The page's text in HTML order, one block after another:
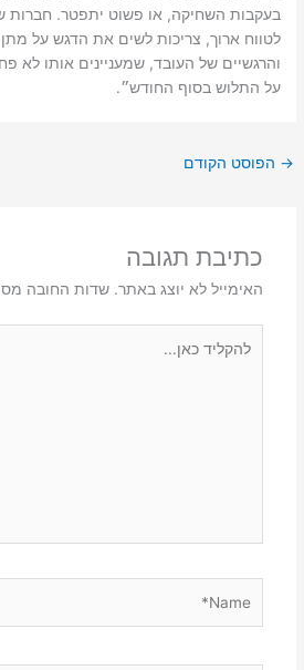
בעקבות השחיקה, או פשוט יתפטר. חברות
לטווח ארוך, צריכות לשים את הדגש על
והרגשיים של העובד, שמעניינים אותו
על התלוש בסוף החודש״.
→ הפוסט הקודם
כתיבת תגובה
האימייל לא יוצג באתר. שדות החובה
כאן...